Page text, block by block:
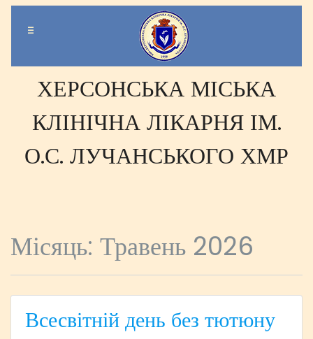
-
-
-
ХЕРСОНСЬКА МІСЬКА
КЛІНІЧНА ЛІКАРНЯ ІМ.
О.С. ЛУЧАНСЬКОГО ХМР
Місяць: Травень 2026
Всесвітній день без тютюну